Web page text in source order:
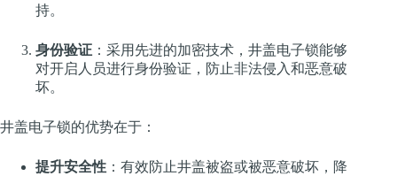
持。
身份验证 ：采用先进的加密技术，井盖电子锁能够
对开启人员进行身份验证，防止非法侵入和恶意破
坏。
井盖电子锁的优势在于：
提升安全性 ：有效防止井盖被盗或被恶意破坏，降